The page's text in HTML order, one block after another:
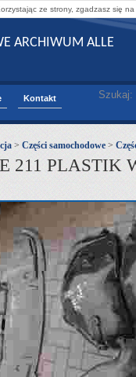
ze strony, zgadzasz się
ARCHIWUM ALLE
Kontakt Szukaj:
> Części samochodowe >
211 PLASTIK